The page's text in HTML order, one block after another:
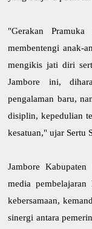
"Gerakan
membentengi anak-
mengikis jati diri
Jambore ini,
pengalaman baru,
disiplin, kepedulian
kesatuan," ujar Sertu
Jambore
media
kebersamaan,
sinergi antara